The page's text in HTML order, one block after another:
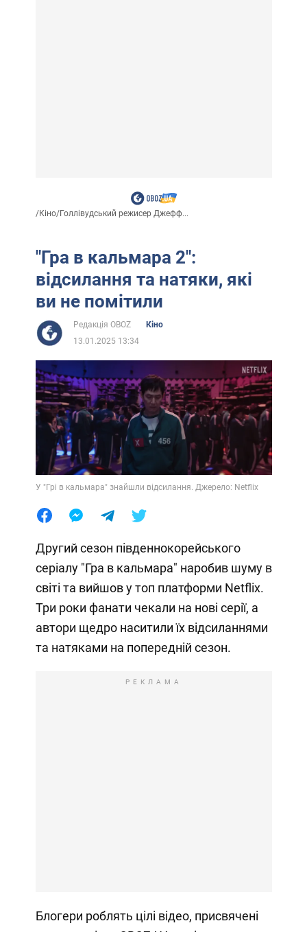
/Кіно/Голлівудський режисер Джефф...
"Гра в кальмара 2":
відсилання та натяки, які
ви не помітили
Редакція OBOZ
Кіно
13.01.2025 13:34
У "Грі в кальмара" знайшли відсилання. Джерело: Netflix
Другий сезон південнокорейського
серіалу "Гра в кальмара" наробив шуму в
світі та вийшов у топ платформи Netflix.
Три роки фанати чекали на нові серії, а
автори щедро наситили їх відсиланнями
та натяками на попередній сезон.
РЕКЛАМА
Блогери роблять цілі відео, присвячені